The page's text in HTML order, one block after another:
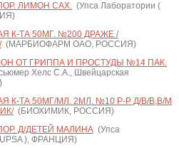
ЛИМОН САХ.(Упса Лаборатории (
К-ТА 50МГ. №200 ДРАЖЕ /
(МАРБИОФАРМ ОАО, РОССИЯ)
ОТ ГРИППА И ПРОСТУДЫ №14 ПАК.
Хелс С.А., Швейцарская
К-ТА 50МГ/МЛ. 2МЛ. №10 Р-Р Д/В/В,В/М
(БИОХИМИК, РОССИЯ)
Д/ДЕТЕЙ МАЛИНА(Упса
), ФРАНЦИЯ)